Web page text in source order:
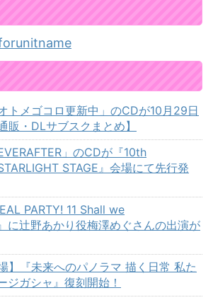
トメゴコロ更新中」のCDが10月29日
販・DLサブスクまとめ】
」のCDが『10th
STAGE』会場にて先行発
PARTY! 11 Shall we
に辻野あかり役梅澤めぐさんの出演が
】『未来へのパノラマ 描く日常 私た
ジガシャ』復刻開始！